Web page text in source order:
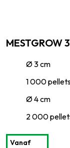
MESTGROW
Ø 3 cm
1 000
Ø 4 cm
2 000
Vanaf